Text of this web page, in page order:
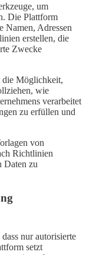
um
Die Plattform
Namen, Adressen
erstellen, die
Zwecke
Möglichkeit,
wie
verarbeitet
zu erfüllen und
von
Richtlinien
Daten zu
nur autorisierte
setzt